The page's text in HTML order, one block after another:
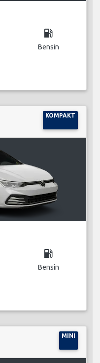
local_gas_station
Bensin
KOMPAKT
local_gas_station
Bensin
MINI